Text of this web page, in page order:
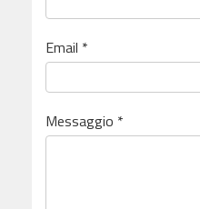
Email *
Messaggio *